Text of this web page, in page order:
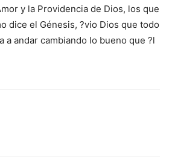
y la Providencia de Dios, los que
dice el Génesis, ?vio Dios que todo
a andar cambiando lo bueno que ?l